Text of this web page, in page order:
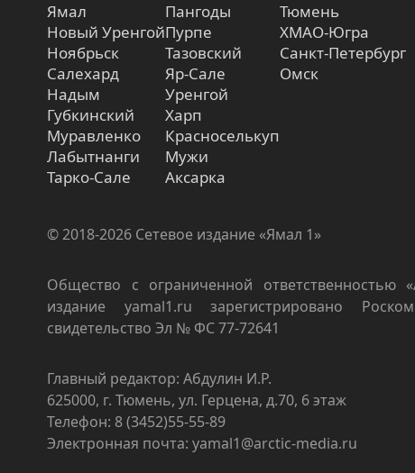
Ямал
Новый Уренгой
Ноябрьск
Салехард
Надым
Губкинский
Муравленко
Лабытнанги
Тарко-Сале
Пангоды
Пурпе
Тазовский
Яр-Сале
Уренгой
Харп
Красноселькуп
Мужи
Аксарка
Тюмень
ХМАО-Югра
Санкт-Петербург
Омск
© 2018-2026 Сетевое издание «Ямал 1»
Общество с ограниченной ответственностью
издание yamal1.ru зарегистрировано
свидетельство Эл № ФС 77-72641
Главный редактор: Абдулин И.Р.
625000, г. Тюмень, ул. Герцена, д.70, 6 этаж
Телефон: 8 (3452)55-55-89
Электронная почта: yamal1@arctic-media.ru